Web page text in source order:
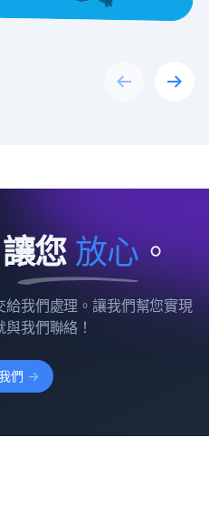
PreviousNext
您放心。
我們處理。讓我們幫您實現
我們聯絡！
們 ->